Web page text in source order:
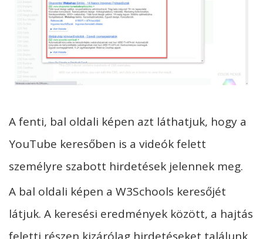
A fenti, bal oldali képen azt láthatjuk, hogy a
YouTube keresőben is a videók felett
személyre szabott hirdetések jelennek meg.
A bal oldali képen a W3Schools keresőjét
látjuk. A keresési eredmények között, a hajtás